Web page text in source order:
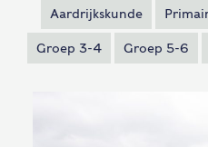
Aardrijkskunde
Groep 3-4 Groep 5-6